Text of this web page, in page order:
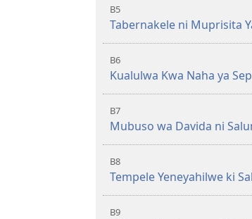
B5
Tabernakele ni Muprisita
B6
Kualulwa Kwa Naha ya
B7
Mubuso wa Davida ni
B8
Tempele Yeneyahilwe ki
B9